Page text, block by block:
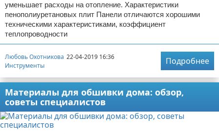
уменьшает расходы на отопление. Характеристики
пенополиуретановых плит Панели отличаются хорошими
техническими характеристиками, коэффициент
теплопроводности
Любовь Охотникова 22-04-2019 16:36
Инструменты
Подробнее
Материалы для обшивки дома: обзор,
советы специалистов